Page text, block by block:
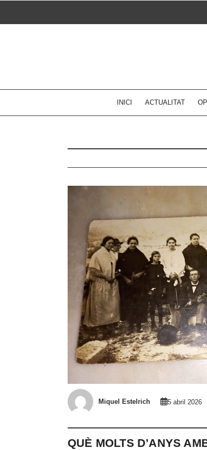
INICI ACTUALITAT
Miquel Estelrich 5 abril 2026
QUÈ MOLTS D’ANYS